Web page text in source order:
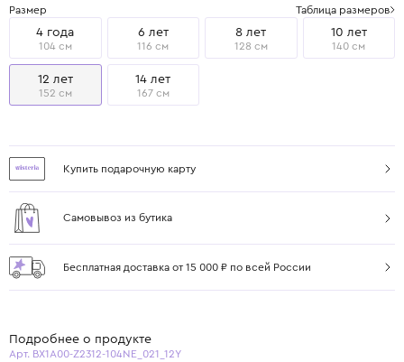
Размер Таблица размеров
4 года
104 см
6 лет
116 см
8 лет
128 см
10 лет
140 см
12 лет
152 см
14 лет
167 см
Купить подарочную карту
Самовывоз из бутика
Бесплатная доставка от 15 000 ₽ по всей России
Подробнее о продукте
Арт. BX1A00-Z2312-104NE_021_12Y